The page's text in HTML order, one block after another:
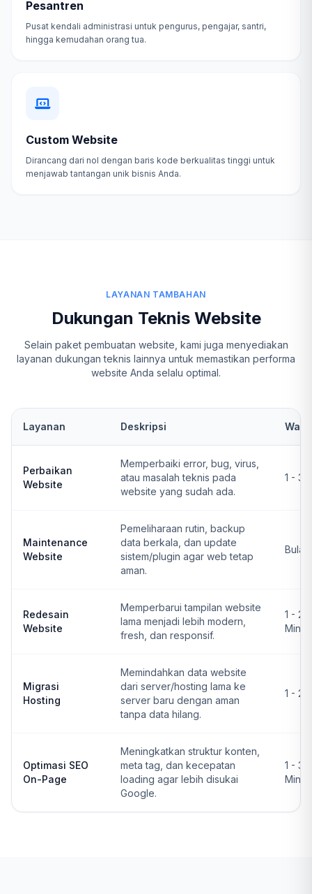
Pesantren
Pusat kendali administrasi untuk pengurus, pengajar, santri,
hingga kemudahan orang tua.
Custom Website
Dirancang dari nol dengan baris kode berkualitas tinggi untuk
menjawab tantangan unik bisnis Anda.
LAYANAN TAMBAHAN
Dukungan Teknis Website
Selain paket pembuatan website, kami juga menyediakan
layanan dukungan teknis lainnya untuk memastikan performa
website Anda selalu optimal.
Layanan Deskripsi
Perbaikan
Website
Memperbaiki error, bug, virus,
atau masalah teknis pada
website yang sudah ada.
1 - 3
Maintenance
Website
Pemeliharaan rutin, backup
data berkala, dan update
sistem/plugin agar web tetap
aman.
Redesain
Website
Memperbarui tampilan website
lama menjadi lebih modern,
fresh, dan responsif.
1 - 2
Migrasi
Hosting
Memindahkan data website
dari server/hosting lama ke
server baru dengan aman
tanpa data hilang.
1 - 2
Optimasi SEO
On-Page
Meningkatkan struktur konten,
meta tag, dan kecepatan
loading agar lebih disukai
Google.
1 - 3